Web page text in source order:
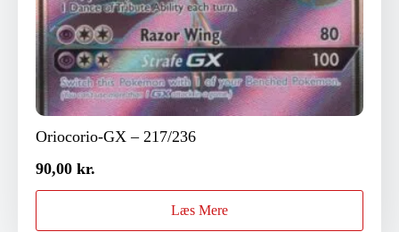
Oriocorio-GX – 217/236
90,00 kr.
Læs Mere